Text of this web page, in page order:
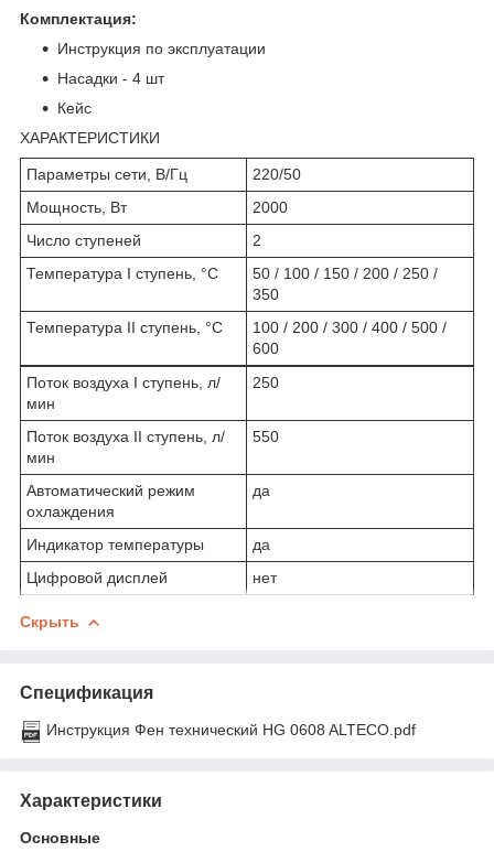
Комплектация:
Инструкция по эксплуатации
Насадки - 4 шт
Кейс
ХАРАКТЕРИСТИКИ
Параметры сети, В/Гц
220/50
Мощность, Вт
2000
Число ступеней
2
Температура I ступень, °C
50 / 100 / 150 / 200 / 250 /
350
Температура II ступень, °C
100 / 200 / 300 / 400 / 500 /
600
Поток воздуха I ступень, л/
мин
250
Поток воздуха II ступень, л/
мин
550
Автоматический режим
охлаждения
да
Индикатор температуры
да
Цифровой дисплей
нет
Скрыть
Спецификация
Инструкция Фен технический HG 0608 ALTECO.pdf
Характеристики
Основные